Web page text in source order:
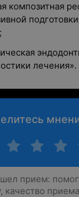
композитная
лечения».